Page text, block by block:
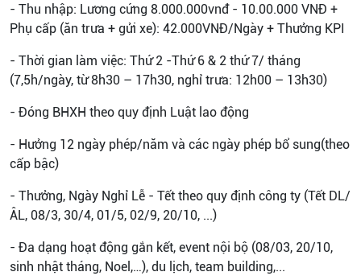
- Thu nhập: Lương cứng 8.000.000vnđ - 10.00.000 VNĐ +
Phụ cấp (ăn trưa + gửi xe): 42.000VNĐ/Ngày + Thưởng KPI
- Thời gian làm việc: Thứ 2 -Thứ 6 & 2 thứ 7/ tháng
(7,5h/ngày, từ 8h30 – 17h30, nghỉ trưa: 12h00 – 13h30)
- Đóng BHXH theo quy định Luật lao động
- Hưởng 12 ngày phép/năm và các ngày phép bổ sung(theo
cấp bậc)
- Thưởng, Ngày Nghỉ Lễ - Tết theo quy định công ty (Tết DL/
ÂL, 08/3, 30/4, 01/5, 02/9, 20/10, ...)
- Đa dạng hoạt động gắn kết, event nội bộ (08/03, 20/10,
sinh nhật tháng, Noel,…), du lịch, team building,...